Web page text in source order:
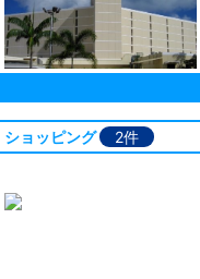
ショッピング 2件